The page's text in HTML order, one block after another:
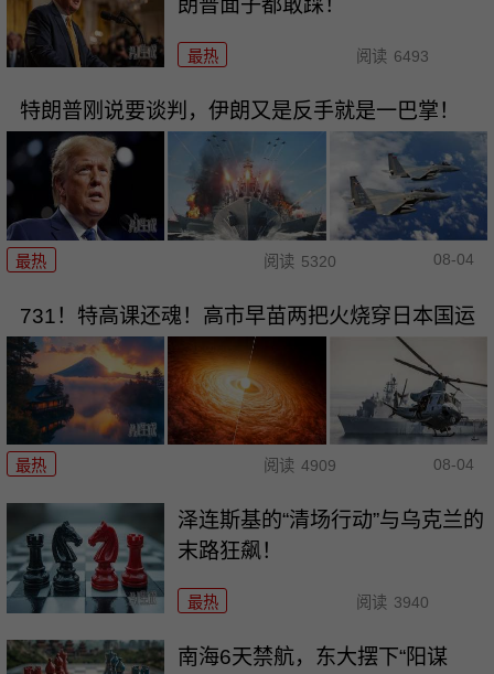
朗普面子都敢踩！
最热 阅读 6493
特朗普刚说要谈判，伊朗又是反手就是一巴掌！
最热 阅读 5320 08-04
731！特高课还魂！高市早苗两把火烧穿日本国运
最热 阅读 4909 08-04
泽连斯基的“清场行动”与乌克兰的
末路狂飙！
最热 阅读 3940
南海6天禁航，东大摆下“阳谋